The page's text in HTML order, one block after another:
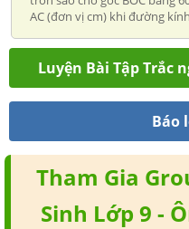
AC (đơn vị cm) khi đường
Luyện Bài Tập Trắc
Báo
Tham Gia
Sinh Lớp 9 -